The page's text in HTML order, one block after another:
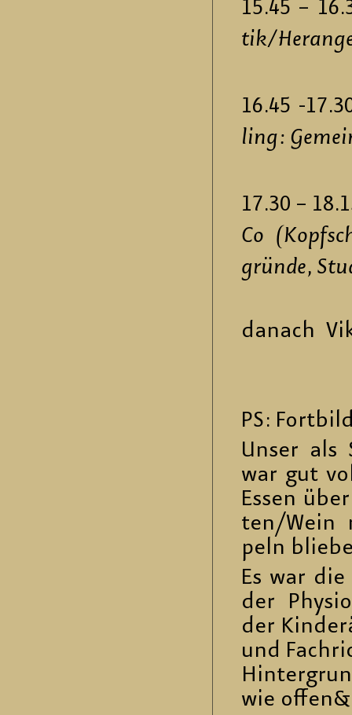
15.45 –
tik/
16.45 -
ling:
17.30 –
Co
grün­de,
da­nach
PS:
Unser als
war gut
Essen
ten/Wein
peln
Es war
der
der
und
wie